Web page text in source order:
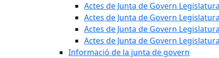
Actes de Junta de Govern
Actes de Junta de Govern
Actes de Junta de Govern
Actes de Junta de Govern
Informació de la junta de govern